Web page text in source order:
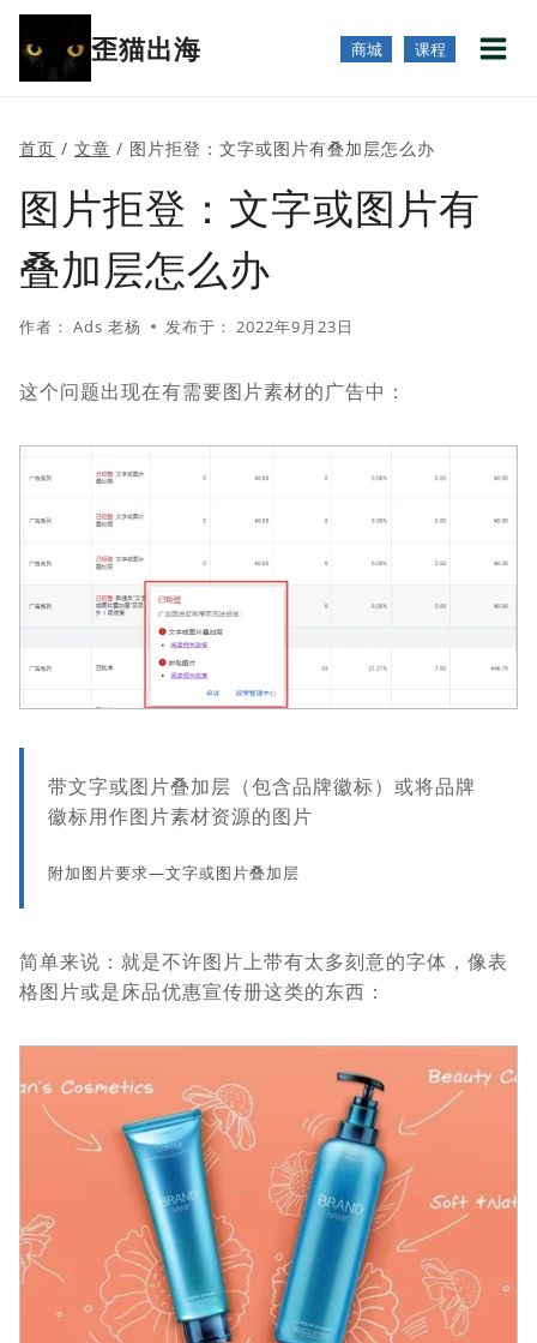
歪猫出海 商城 课程
首页 / 文章 / 图片拒登：文字或图片有叠加层怎么办
图片拒登：文字或图片有
叠加层怎么办
作者： Ads 老杨 发布于： 2022年9月23日
这个问题出现在有需要图片素材的广告中：
带文字或图片叠加层（包含品牌徽标）或将品牌
徽标用作图片素材资源的图片
附加图片要求—文字或图片叠加层
简单来说：就是不许图片上带有太多刻意的字体，像表
格图片或是床品优惠宣传册这类的东西：